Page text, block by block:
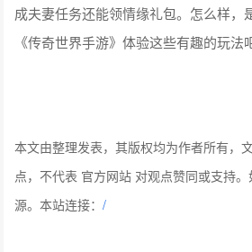
成夫妻任务还能领情缘礼包。怎么样，
《传奇世界手游》体验这些有趣的玩法
本文由整理发表，其版权均为作者所有，
点，不代表 官方网站 对观点赞同或支持
源。本站连接：/